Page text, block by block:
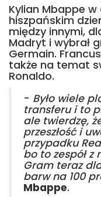
Kylian Mbappe
hiszpańskim
między innymi,
Madryt i wybrał
Germain.
także na temat
Ronaldo.
- Było wiele
transferu i to
ale twierdzę,
przeszłość i
przypadku
bo to zespół
Gram teraz
barw na 100
Mbappe.